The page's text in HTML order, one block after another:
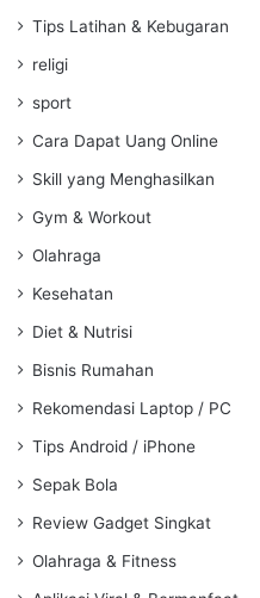
Tips Latihan & Kebugaran
religi
sport
Cara Dapat Uang Online
Skill yang Menghasilkan
Gym & Workout
Olahraga
Kesehatan
Diet & Nutrisi
Bisnis Rumahan
Rekomendasi Laptop / PC
Tips Android / iPhone
Sepak Bola
Review Gadget Singkat
Olahraga & Fitness